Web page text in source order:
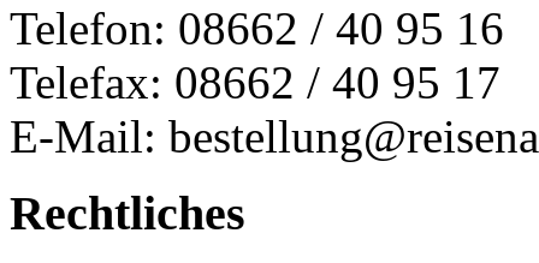
Telefon: 08662 / 40 95 16
Telefax: 08662 / 40 95 17
E-Mail:
Rechtliches